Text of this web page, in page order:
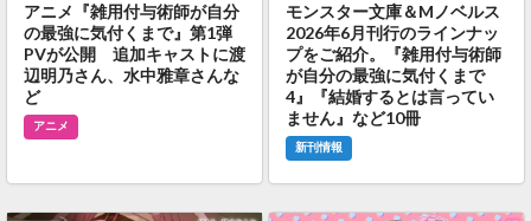
アニメ『雑用付与術師が自分
の最強に気付くまで』第1弾
PVが公開 追加キャストに渡
辺明乃さん、水中雅章さんな
ど
アニメ
モンスター文庫＆Mノベルス
2026年6月刊行のラインナッ
プをご紹介。『雑用付与術師
が自分の最強に気付くまで
4』『結婚するとは言ってい
ません』など10冊
新刊情報